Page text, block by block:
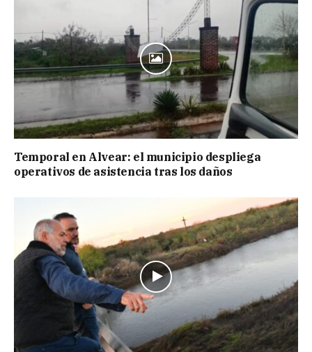
Temporal en Alvear: el municipio despliega
operativos de asistencia tras los daños